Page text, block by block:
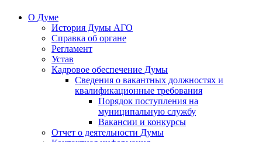
О Думе
История Думы АГО
Справка об органе
Регламент
Устав
Кадровое обеспечение Думы
Сведения о вакантных должностях и
квалификационные требования
Порядок поступления на
муниципальную службу
Вакансии и конкурсы
Отчет о деятельности Думы